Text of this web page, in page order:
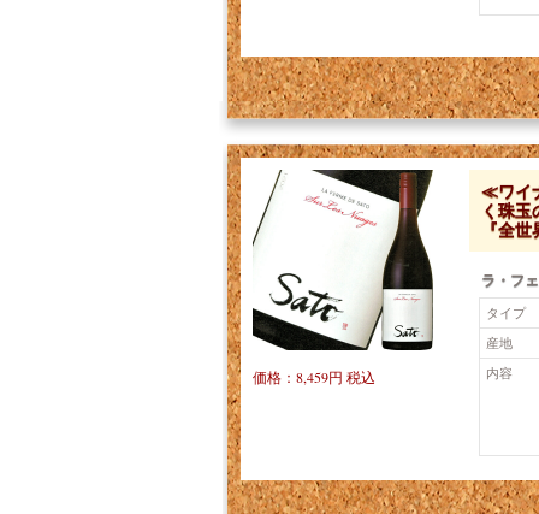
≪ワイ
く珠
『全
ラ・フ
タイプ
産地
内容
価格：8,459円 税込